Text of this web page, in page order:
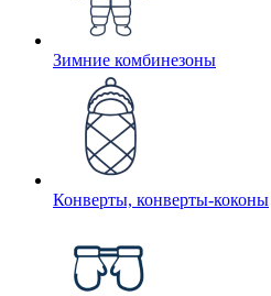
Зимние комбинезоны
Конверты, конверты-коконы